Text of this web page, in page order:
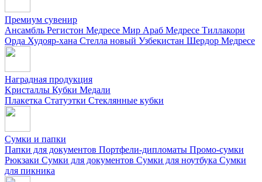
Премиум сувенир
Ансамбль Регистон Медресе Мир Араб Медресе Тиллакори
Орда Худояр-хана Стелла новый Узбекистан Шердор Медресе
Наградная продукция
Kристаллы Кубки Медали
Плакетка Статуэтки Стеклянные кубки
Сумки и папки
Папки для документов Портфели-дипломаты Промо-сумки
Рюкзаки Сумки для документов Сумки для ноутбука Сумки
для пикника